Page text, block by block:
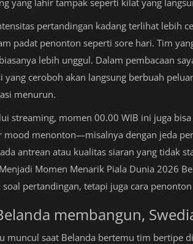
yang lahir tampak seperti kilat yang
pertandingan kadang terlihat lebih
padat penonton seperti sore hari. Tim
lebih unggul. Dalam pembacaan
yang ceroboh akan langsung berbuah
menurun.
streaming, momen 00.00 WIB ini juga
mood menonton—misalnya dengan jeda
antrean atau kualitas siaran yang tidak
Momen Menarik Piala Dunia 2026
pertandingan, tetapi juga cara
membangun,
muncul saat Belanda bertemu tim bertipe